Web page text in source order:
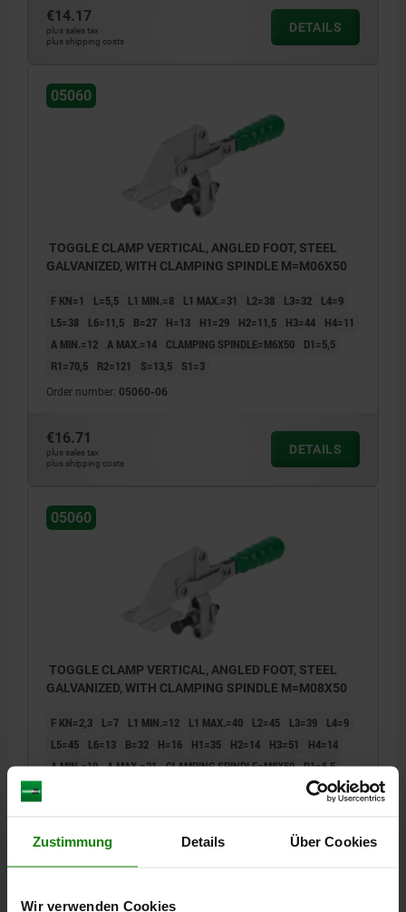
Zustimmung Details Über Cookies
Wir verwenden Cookies
€14.17
plus sales tax
plus shipping costs
DETAILS
05060
TOGGLE CLAMP VERTICAL, ANGLED FOOT, STEEL
GALVANIZED, WITH CLAMPING SPINDLE M=M06X50
F KN=1 L=5,5 L1 MIN.=8 L1 MAX.=31 L2=38 L3=32
L4=9
L5=38
L6=11,5 B=27 H=13 H1=29 H2=11,5 H3=44
H4=11
A MIN.=12 A MAX.=14 CLAMPING SPINDLE=M6X50
D1=5,5
R1=70,5
R2=121 S=13,5 S1=3
Order number: 05060-06
€16.71
plus sales tax
plus shipping costs
DETAILS
05060
TOGGLE CLAMP VERTICAL, ANGLED FOOT, STEEL
GALVANIZED, WITH CLAMPING SPINDLE M=M08X50
F KN=2,3 L=7 L1 MIN.=12 L1 MAX.=40 L2=45 L3=39
L4=9
L5=45
L6=13 B=32 H=16 H1=35 H2=14 H3=51
H4=14
A MIN.=19 A MAX.=21 CLAMPING SPINDLE=M8X50 D1=6,5